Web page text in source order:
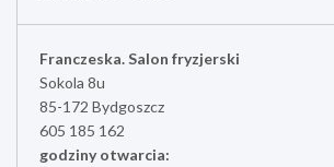
Franczeska. Salon fryzjerski
Sokola 8u
85-172 Bydgoszcz
605 185 162
godziny otwarcia: